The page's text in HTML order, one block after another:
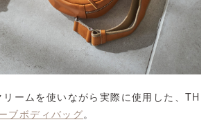
ームを使いながら実際に使用した、TH
ブボディバッグ。